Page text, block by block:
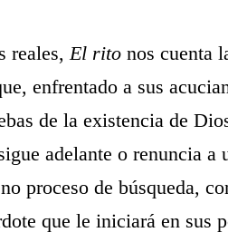
reales,El ritonos cuenta
enfrentado a sus
de la existencia de
adelante o renuncia a
proceso de búsqueda,
que le iniciará en sus